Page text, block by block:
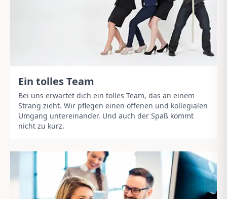
Ein tolles Team
Bei uns erwartet dich ein tolles Team, das an einem
Strang zieht. Wir pflegen einen offenen und kollegialen
Umgang untereinander. Und auch der Spaß kommt
nicht zu kurz.